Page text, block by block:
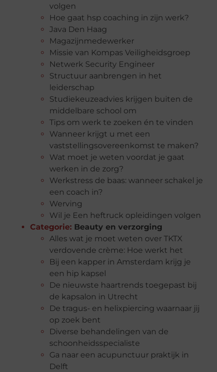
volgen
Hoe gaat hsp coaching in zijn werk?
Java Den Haag
Magazijnmedewerker
Missie van Kompas Veiligheidsgroep
Netwerk Security Engineer
Structuur aanbrengen in het
leiderschap
Studiekeuzeadvies krijgen buiten de
middelbare school om
Tips om werk te zoeken én te vinden
Wanneer krijgt u met een
vaststellingsovereenkomst te maken?
Wat moet je weten voordat je gaat
werken in de zorg?
Werkstress de baas: wanneer schakel je
een coach in?
Werving
Wil je Een heftruck opleidingen volgen
Categorie: Beauty en verzorging
Alles wat je moet weten over TKTX
verdovende crème: Hoe werkt het
Bij een kapper in Amsterdam krijg je
een hip kapsel
De nieuwste haartrends toegepast bij
de kapsalon in Utrecht
De tragus- en helixpiercing waarnaar jij
op zoek bent
Diverse behandelingen van de
schoonheidsspecialiste
Ga naar een acupunctuur praktijk in
Delft